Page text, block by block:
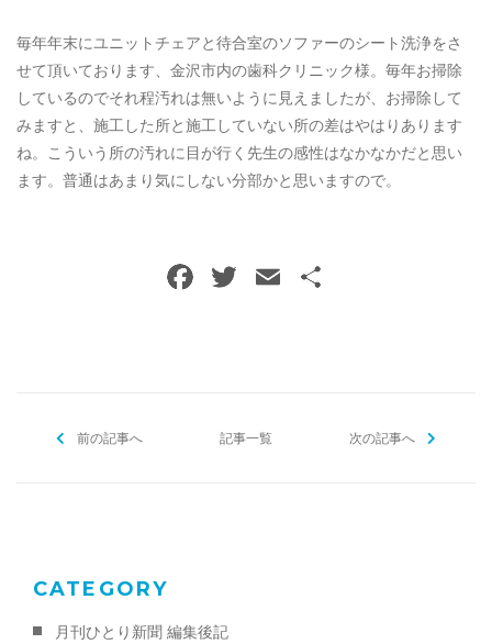
RESERVE
毎年年末にユニットチェアと待合室のソファーのシート洗浄をさ
せて頂いております、金沢市内の歯科クリニック様。毎年お掃除
しているのでそれ程汚れは無いように見えましたが、お掃除して
みますと、施工した所と施工していない所の差はやはりあります
ね。こういう所の汚れに目が行く先生の感性はなかなかだと思い
ます。普通はあまり気にしない分部かと思いますので。
F
o
T E
前の記事へ 記事一覧 次の記事へ
CATEGORY
月刊ひとり新聞 編集後記